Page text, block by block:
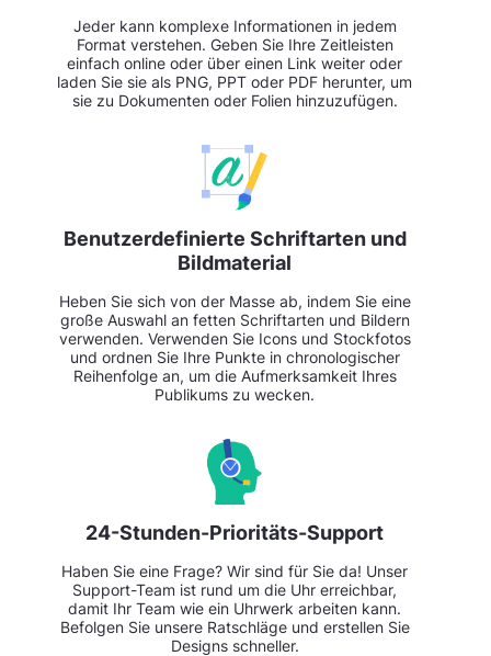
Jeder kann komplexe Informationen in jedem
Format verstehen. Geben Sie Ihre Zeitleisten
einfach online oder über einen Link weiter oder
laden Sie sie als PNG, PPT oder PDF herunter, um
sie zu Dokumenten oder Folien hinzuzufügen.
Benutzerdefinierte Schriftarten und
Bildmaterial
Heben Sie sich von der Masse ab, indem Sie eine
große Auswahl an fetten Schriftarten und Bildern
verwenden. Verwenden Sie Icons und Stockfotos
und ordnen Sie Ihre Punkte in chronologischer
Reihenfolge an, um die Aufmerksamkeit Ihres
Publikums zu wecken.
24-Stunden-Prioritäts-Support
Haben Sie eine Frage? Wir sind für Sie da! Unser
Support-Team ist rund um die Uhr erreichbar,
damit Ihr Team wie ein Uhrwerk arbeiten kann.
Befolgen Sie unsere Ratschläge und erstellen Sie
Designs schneller.